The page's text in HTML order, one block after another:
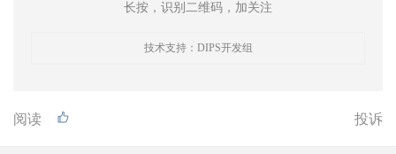
长按，识别二维码，加关注
技术支持：DIPS开发组
阅读 投诉